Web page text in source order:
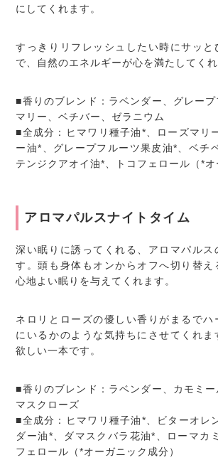
にしてくれます。
すっきりリフレッシュしたい時にサッと
で、自然のエネルギーが心を満たしてくれ
■香りのブレンド：ラベンダー、グレー
マリー、ベチバー、ゼラニウム
■全成分：ヒマワリ種子油*、ローズマリ
ー油*、グレープフルーツ果皮油*、ベチ
テンジクアオイ油*、トコフェロール（*オ
アロマパルスナイトタイム
深い眠りに誘ってくれる、アロマパルス
す。頭も身体もオンからオフへ切り替え
心地よい眠りを与えてくれます。
ネロリとローズの優しい香りがまるでハ
にいるかのような気持ちにさせてくれま
欲しい一本です。
■香りのブレンド：ラベンダー、カモミ
マスクローズ
■全成分：ヒマワリ種子油*、ビターオレ
ダー油*、ダマスクバラ花油*、ローマカ
フェロール（*オーガニック成分）